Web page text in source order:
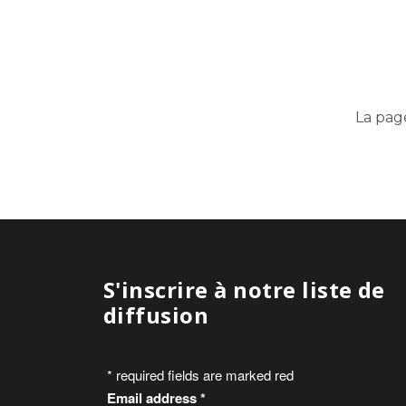
La
S'inscrire à notre liste de
diffusion